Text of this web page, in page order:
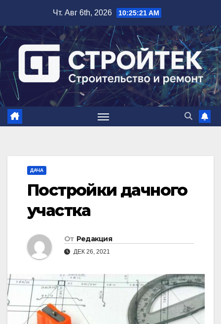
содержимому
Чт. Авг 6th, 2026 10:25:22 AM
ДАЧА
Постройки дачного
участка
От Редакция
ДЕК 26, 2021